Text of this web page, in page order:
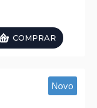
COMPRAR
Novo